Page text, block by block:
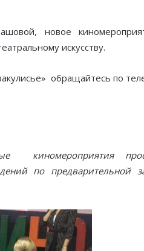
новое
искусству.
обращайтесь по
киномероприятия
по предварительной